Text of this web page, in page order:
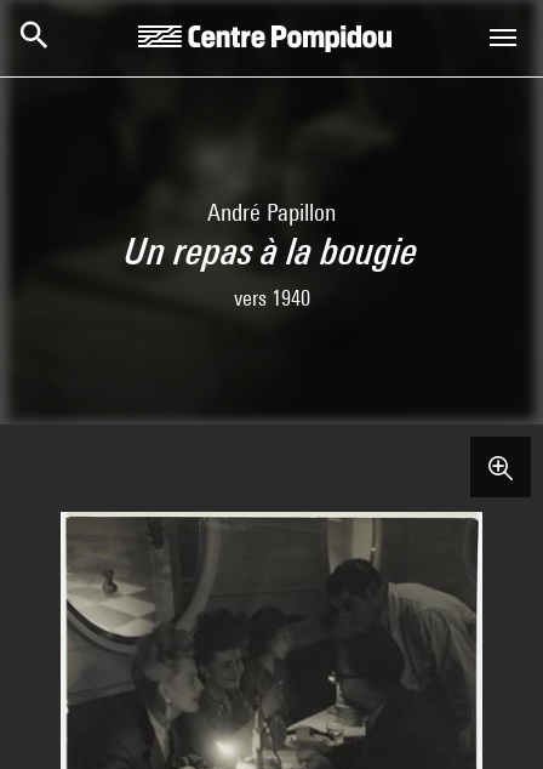
Skip to main content
Centre Pompidou
André Papillon
Un repas à la bougie
vers 1940